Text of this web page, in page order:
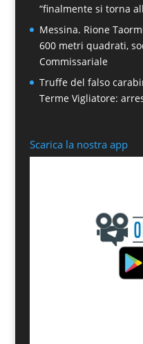
“finalmente si torna
Messina. Rione
600 metri quadrati,
Commissariale
Truffe del falso
Terme Vigliatore:
Scarica la nostra app